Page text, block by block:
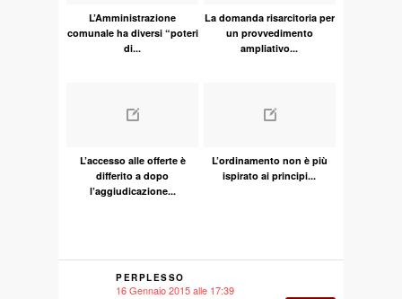
L’Amministrazione
comunale ha diversi “poteri
di...
La domanda risarcitoria per
un provvedimento
ampliativo...
L’accesso alle offerte è
differito a dopo
l’aggiudicazione...
L’ordinamento non è più
ispirato ai principi...
PERPLESSO
16 Gennaio 2015 alle 17:39